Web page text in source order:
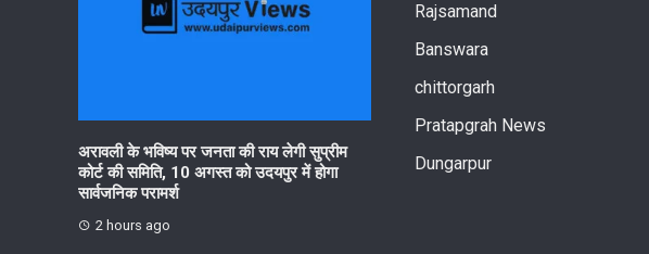
अरावली के भविष्य पर जनता की राय लेगी सुप्रीम
कोर्ट की समिति, 10 अगस्त को उदयपुर में होगा
सार्वजनिक परामर्श
2 hours ago
आरयूआईडीपी के पांचवें चरण अंतर्गत फतेहनगर-
सनवाड़ में हितधारक परामर्श कार्यशाला ‘संवाद’
Rajsamand
Banswara
chittorgarh
Pratapgrah News
Dungarpur